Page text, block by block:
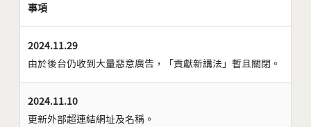
事項
2024.11.29
由於後台仍收到大量惡意廣告，「貢獻新講法」暫且關閉。
2024.11.10
更新外部超連結網址及名稱。